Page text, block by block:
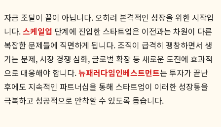
자금 조달이 끝이 아닙니다. 오히려 본격적인 성장을 위한 시작입
니다.스케일업 단계에 진입한 스타트업은 이전과는 차원이 다른
복잡한 문제들에 직면하게 됩니다. 조직이 급격히 팽창하면서 생
기는 문제, 시장 경쟁 심화, 글로벌 확장 등 새로운 도전에 효과적
으로 대응해야 합니다.뉴패러다임인베스트먼트는 투자가 끝난
후에도 지속적인 파트너십을 통해 스타트업이 이러한 성장통을
극복하고 성공적으로 안착할 수 있도록 돕습니다.